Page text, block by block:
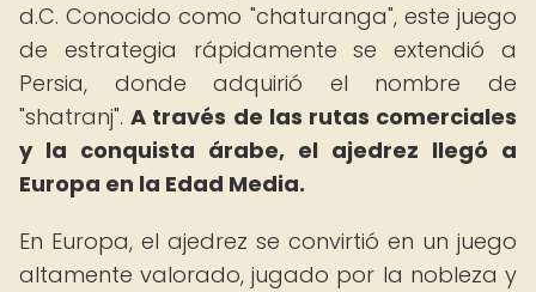
d.C. Conocido como "chaturanga", este juego
de estrategia rápidamente se extendió a
Persia, donde adquirió el nombre de
"shatranj".A través de las rutas comerciales
y la conquista árabe, el ajedrez llegó a
Europa en la Edad Media.
En Europa, el ajedrez se convirtió en un juego
altamente valorado, jugado por la nobleza y